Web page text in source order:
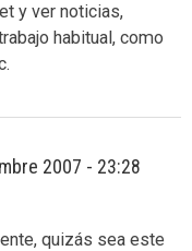
y ver noticias,
habitual, como
2007 - 23:28
quizás sea este